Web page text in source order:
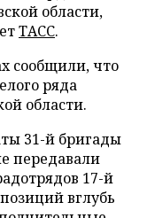
области,
ТАСС.
сообщили, что
ряда
области.
31-й бригады
передавали
17-й
вглубь